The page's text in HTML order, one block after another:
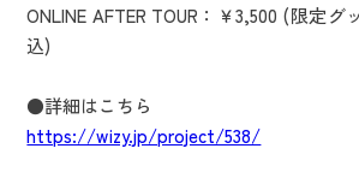
ONLINE AFTER TOUR：￥3,500 (限定
込)
●詳細はこちら
https://wizy.jp/project/538/